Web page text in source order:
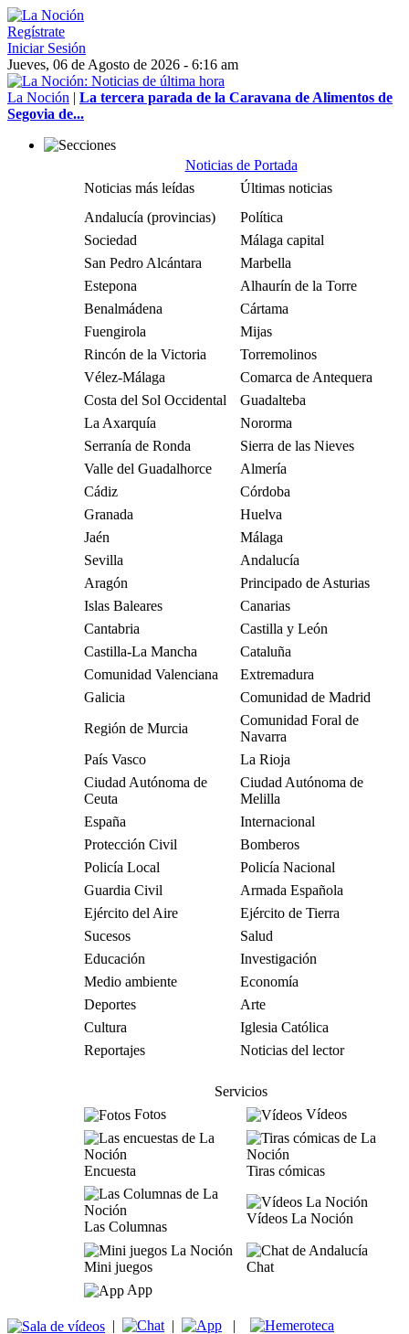
Regístrate
Iniciar Sesión
Jueves, 06 de Agosto de 2026 - 6:16 am
La Noción | La tercera parada de la Caravana de Alimentos de
Segovia de...
Noticias de Portada
Noticias más leídas
Últimas noticias
Andalucía (provincias)
Política
Sociedad
Málaga capital
San Pedro Alcántara
Marbella
Estepona
Alhaurín de la Torre
Benalmádena
Cártama
Fuengirola
Mijas
Rincón de la Victoria
Torremolinos
Vélez-Málaga
Comarca de Antequera
Costa del Sol Occidental
Guadalteba
La Axarquía
Nororma
Serranía de Ronda
Sierra de las Nieves
Valle del Guadalhorce
Almería
Cádiz
Córdoba
Granada
Huelva
Jaén
Málaga
Sevilla
Andalucía
Aragón
Principado de Asturias
Islas Baleares
Canarias
Cantabria
Castilla y León
Castilla-La Mancha
Cataluña
Comunidad Valenciana
Extremadura
Galicia
Comunidad de Madrid
Región de Murcia
Comunidad Foral de
Navarra
País Vasco
La Rioja
Ciudad Autónoma de
Ceuta
Ciudad Autónoma de
Melilla
España
Internacional
Protección Civil
Bomberos
Policía Local
Policía Nacional
Guardia Civil
Armada Española
Ejército del Aire
Ejército de Tierra
Sucesos
Salud
Educación
Investigación
Medio ambiente
Economía
Deportes
Arte
Cultura
Iglesia Católica
Reportajes
Noticias del lector
Servicios
Fotos
Vídeos
Encuesta Tiras cómicas
Las Columnas
Vídeos La Noción
Mini juegos
Chat
App
| | |